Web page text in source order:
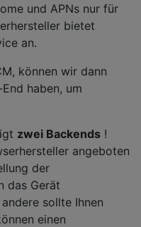
und APNs nur für
bietet
an.
können wir dann
haben, um
zwei Backends !
angeboten
der
das Gerät
sollte Ihnen
einen